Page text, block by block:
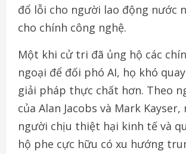
đổ lỗi cho người lao động nước
cho chính công nghệ.
Một khi cử tri đã ủng hộ các
ngoại để đối phó AI, họ khó
giải pháp thực chất hơn. Theo
của Alan Jacobs và Mark Kayser,
người chịu thiệt hại kinh tế và
hộ phe cực hữu có xu hướng